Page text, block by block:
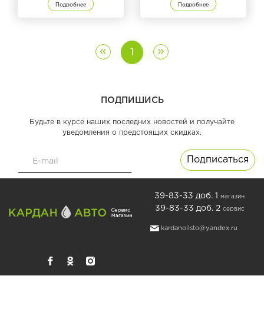
Подробнее Подробнее
« »
ПОДПИШИСЬ
Будьте в курсе наших последних новостей и получайте
уведомления о предстоящих скидках.
39-83-33 доб. 1 магазин
39-83-33 доб. 2 сервис
kardanoilsto@yandex.ru